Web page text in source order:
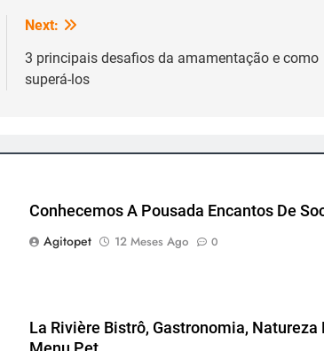
Next:
3 principais desafios da amamentação e como
superá-los
Conhecemos A Pousada Encantos De
Agitopet
12 Meses Ago 0
La Rivière Bistrô, Gastronomia, Natureza